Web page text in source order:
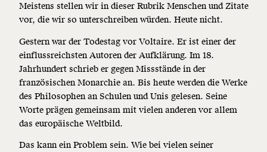
Meistens stellen wir in dieser Rubrik Menschen und Zitate
vor, die wir so unterschreiben würden. Heute nicht.
Gestern war der Todestag vor Voltaire. Er ist einer der
einflussreichsten Autoren der Aufklärung. Im 18.
Jahrhundert schrieb er gegen Missstände in der
französischen Monarchie an. Bis heute werden die Werke
des Philosophen an Schulen und Unis gelesen. Seine
Worte prägen gemeinsam mit vielen anderen vor allem
das europäische Weltbild.
Das kann ein Problem sein. Wie bei vielen seiner